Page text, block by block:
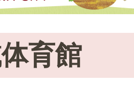
育館